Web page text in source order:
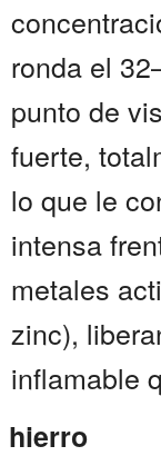
ronda el
punto de
fuerte,
lo que le
intensa
metales
zinc),
inflamable
hierro